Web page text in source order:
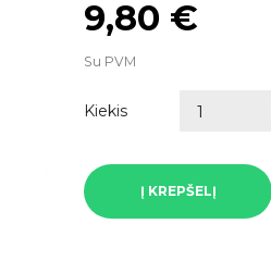
9,80 €
Su PVM
Kiekis
Į KREPŠELĮ